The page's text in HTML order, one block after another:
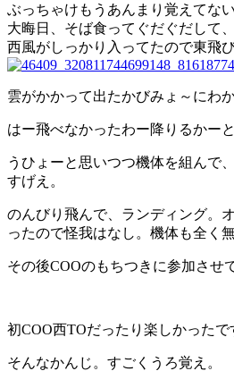
ぶっちゃけもうあんまり覚えてな
大晦日、そば食ってぐだぐだして
西風がしっかり入ってたので東飛
雲がかかって出たかびみょ～にわ
はー飛べなかったわー降りるかー
うひょーと思いつつ機体を組んで
すげえ。
のんびり飛んで、ランディング。
ったので怪我はなし。機体も全く
その後COOのもちつきに参加させ
初COO西TOだったり楽しかった
そんなかんじ。すごくうろ覚え。